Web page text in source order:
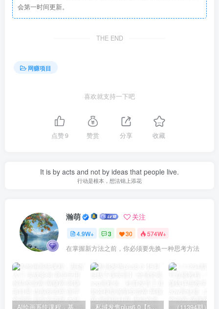
会第一时间更新。
THE END
网赚项目
喜欢就支持一下吧
点赞9 赞赏 分享 收藏
It is by acts and not by ideas that people live.
行动是根本，想法锦上添花
瀚萌 关注
4.9W+ 3 30 574W+
在掌握新方法之前，你必须要先换一种思考方法
AI绘画系统课程，基础入门-实战案例-商业应用 私域发售plus6.0【5月份线下课录音】/全域套装sop流程包，社群发售工具套装模型